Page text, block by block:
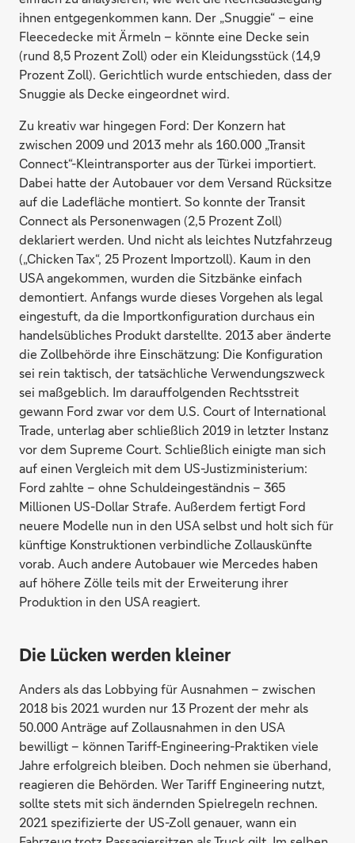
ihnen entgegenkommen kann. Der „Snuggie“ – eine
Fleecedecke mit Ärmeln – könnte eine Decke sein
(rund 8,5 Prozent Zoll) oder ein Kleidungsstück (14,9
Prozent Zoll). Gerichtlich wurde entschieden, dass der
Snuggie als Decke eingeordnet wird.
Zu kreativ war hingegen Ford: Der Konzern hat
zwischen 2009 und 2013 mehr als 160.000 „Transit
Connect“-Kleintransporter aus der Türkei importiert.
Dabei hatte der Autobauer vor dem Versand Rücksitze
auf die Ladefläche montiert. So konnte der Transit
Connect als Personenwagen (2,5 Prozent Zoll)
deklariert werden. Und nicht als leichtes Nutzfahrzeug
(„Chicken Tax“, 25 Prozent Importzoll). Kaum in den
USA angekommen, wurden die Sitzbänke einfach
demontiert. Anfangs wurde dieses Vorgehen als legal
eingestuft, da die Importkonfiguration durchaus ein
handelsübliches Produkt darstellte. 2013 aber änderte
die Zollbehörde ihre Einschätzung: Die Konfiguration
sei rein taktisch, der tatsächliche Verwendungszweck
sei maßgeblich. Im darauffolgenden Rechtsstreit
gewann Ford zwar vor dem U.S. Court of International
Trade, unterlag aber schließlich 2019 in letzter Instanz
vor dem Supreme Court. Schließlich einigte man sich
auf einen Vergleich mit dem US-Justizministerium:
Ford zahlte – ohne Schuldeingeständnis – 365
Millionen US-Dollar Strafe. Außerdem fertigt Ford
neuere Modelle nun in den USA selbst und holt sich für
künftige Konstruktionen verbindliche Zollauskünfte
vorab. Auch andere Autobauer wie Mercedes haben
auf höhere Zölle teils mit der Erweiterung ihrer
Produktion in den USA reagiert.
Die Lücken werden kleiner
Anders als das Lobbying für Ausnahmen – zwischen
2018 bis 2021 wurden nur 13 Prozent der mehr als
50.000 Anträge auf Zollausnahmen in den USA
bewilligt – können Tariff-Engineering-Praktiken viele
Jahre erfolgreich bleiben. Doch nehmen sie überhand,
reagieren die Behörden. Wer Tariff Engineering nutzt,
sollte stets mit sich ändernden Spielregeln rechnen.
2021 spezifizierte der US-Zoll genauer, wann ein